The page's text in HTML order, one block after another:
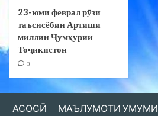
23-юми феврал рӯзи
таъсисёбии Артиши
миллии Ҷумҳурии
Тоҷикистон
0
АСОСӢ МАЪЛУМОТИ УМУМИ